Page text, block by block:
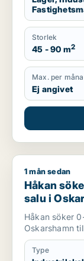
Storlek
45 - 90 m2
Max. per
Ej angivet
Håkan söker
1 mån sedan
Håkan
salu i
Håkan söker
Oskarshamn
Type